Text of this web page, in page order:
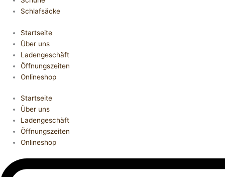
Schlafsäcke
Startseite
Über uns
Ladengeschäft
Öffnungszeiten
Onlineshop
Startseite
Über uns
Ladengeschäft
Öffnungszeiten
Onlineshop